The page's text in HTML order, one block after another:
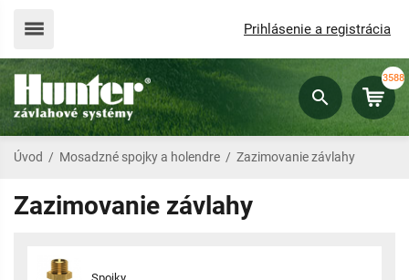
Prihlásenie a registrácia
3588
Úvod / Mosadzné spojky a holendre / Zazimovanie závlahy
Zazimovanie závlahy